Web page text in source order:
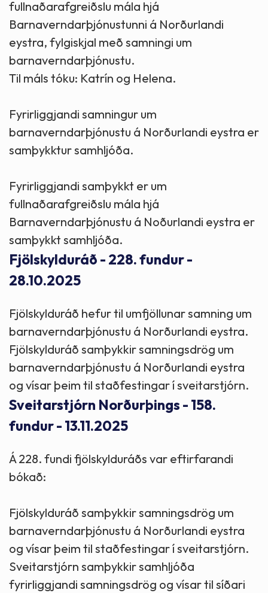
fullnaðarafgreiðslu mála hjá
Barnaverndarþjónustunni á Norðurlandi
eystra, fylgiskjal með samningi um
barnaverndarþjónustu.
Til máls tóku: Katrín og Helena.
Fyrirliggjandi samningur um
barnaverndarþjónustu á Norðurlandi eystra er
samþykktur samhljóða.
Fyrirliggjandi samþykkt er um
fullnaðarafgreiðslu mála hjá
Barnaverndarþjónustu á Noðurlandi eystra er
samþykkt samhljóða.
Fjölskylduráð - 228. fundur -
28.10.2025
Fjölskylduráð hefur til umfjöllunar samning um
barnaverndarþjónustu á Norðurlandi eystra.
Fjölskylduráð samþykkir samningsdrög um
barnaverndarþjónustu á Norðurlandi eystra
og vísar þeim til staðfestingar í sveitarstjórn.
Sveitarstjórn Norðurþings - 158.
fundur - 13.11.2025
Á 228. fundi fjölskylduráðs var eftirfarandi
bókað:
Fjölskylduráð samþykkir samningsdrög um
barnaverndarþjónustu á Norðurlandi eystra
og vísar þeim til staðfestingar í sveitarstjórn.
Sveitarstjórn samþykkir samhljóða
fyrirliggjandi samningsdrög og vísar til síðari